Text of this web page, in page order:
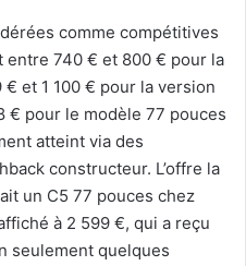
comme compétitives
entre 740 € et 800 € pour la
et 1 100 € pour la version
€ pour le modèle 77 pouces
atteint via des
constructeur. L’offre la
un C5 77 pouces chez
à 2 599 €, qui a reçu
seulement quelques